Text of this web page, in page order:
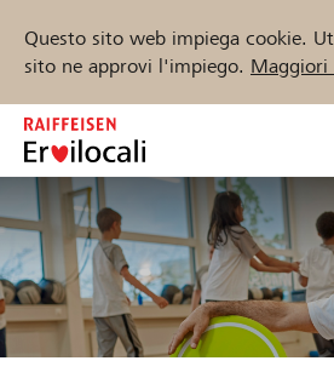
Questo sito web impiega cookie.
sito ne approvi l'impiego. Maggiori
Zum
Inhalt
springen
Trova progetti e organizzazioni
Inizia ora